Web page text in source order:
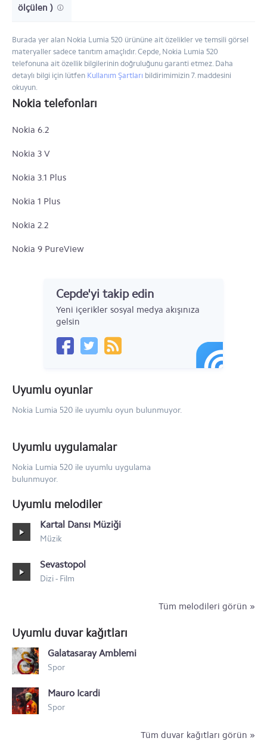
ölçülen )
Burada yer alan Nokia Lumia 520 ürününe ait özelikler ve temsili görsel
materyaller sadece tanıtım amaçlıdır. Cepde, Nokia Lumia 520
telefonuna ait özellik bilgilerinin doğruluğunu garanti etmez. Daha
detaylı bilgi için lütfen Kullanım Şartları bildirimimizin 7. maddesini
okuyun.
Nokia telefonları
Nokia 6.2
Nokia 3 V
Nokia 3.1 Plus
Nokia 1 Plus
Nokia 2.2
Nokia 9 PureView
Nokia 220
Nokia Asha 230
Nokia XL
Nokia X+
Nokia Lumia icon 929
Nokia Lumia 1320
Nokia Lumia 1520
Nokia 500
Cepde'yi takip edin
Yeni içerikler sosyal medya akışınıza
gelsin
Uyumlu oyunlar
Nokia Lumia 520 ile uyumlu oyun bulunmuyor.
Uyumlu uygulamalar
Nokia Lumia 520 ile uyumlu uygulama
bulunmuyor.
Uyumlu melodiler
Kartal Dansı Müziği
Müzik
Sevastopol
Dizi - Film
Tüm melodileri görün »
Uyumlu duvar kağıtları
Galatasaray Amblemi
Spor
Mauro Icardi
Spor
Tüm duvar kağıtları görün »